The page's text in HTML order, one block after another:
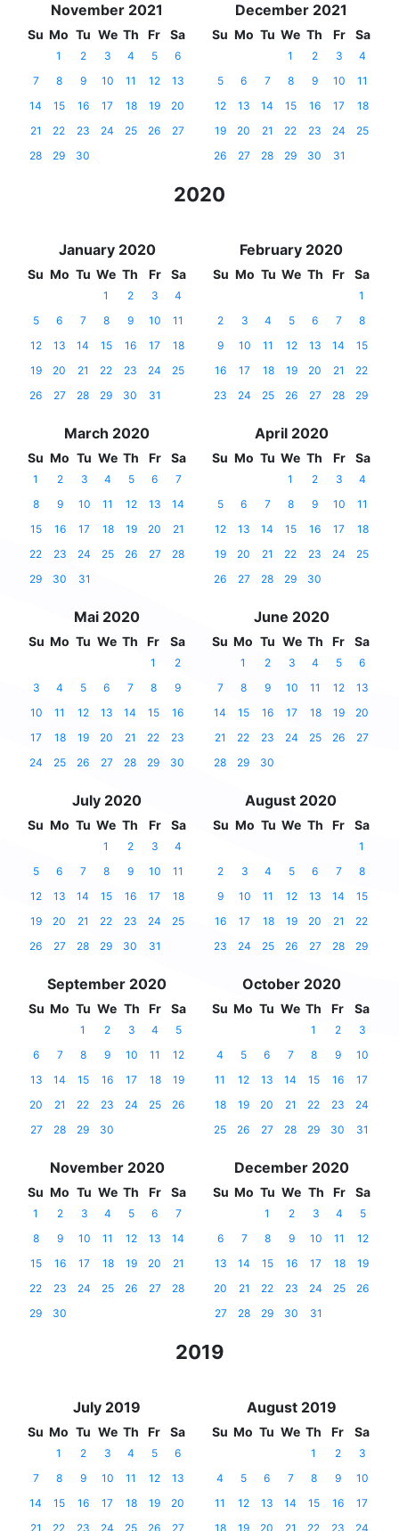
November 2021
Su Mo Tu We Th Fr Sa
1 2 3 4 5
6
7
8 9 10 11 12
13
14
15 16 17 18 19
20
21
22 23 24 25 26
27
28
29 30
December 2021
Su Mo Tu We Th Fr Sa
1 2 3
4
5
6 7 8 9 10
11
12
13 14 15 16 17
18
19
20 21 22 23 24
25
26
27 28 29 30 31
2020
January 2020
Su Mo Tu We Th Fr Sa
1 2 3
4
5
6 7 8 9 10
11
12
13 14 15 16 17
18
19
20 21 22 23 24
25
26
27 28 29 30 31
February 2020
Su Mo Tu We Th Fr Sa
1
2
3 4 5 6 7
8
9
10 11 12 13 14
15
16
17 18 19 20 21
22
23
24 25 26 27 28 29
March 2020
Su Mo Tu We Th Fr Sa
1 2 3 4 5 6
7
8
9 10 11 12 13
14
15
16 17 18 19 20
21
22
23 24 25 26 27
28
29
30 31
April 2020
Su Mo Tu We Th Fr Sa
1 2 3
4
5
6 7 8 9 10
11
12
13 14 15 16 17
18
19
20 21 22 23 24
25
26
27 28 29 30
Mai 2020
Su Mo Tu We Th Fr Sa
1
2
3
4 5 6 7 8
9
10
11 12 13 14 15
16
17
18 19 20 21 22
23
24
25 26 27 28 29 30
June 2020
Su Mo Tu We Th Fr Sa
1 2 3 4 5
6
7
8 9 10 11 12
13
14
15 16 17 18 19
20
21
22 23 24 25 26
27
28
29 30
July 2020
Su Mo Tu We Th Fr Sa
1 2 3
4
5
6 7 8 9 10
11
12
13 14 15 16 17
18
19
20 21 22 23 24
25
26
27 28 29 30 31
August 2020
Su Mo Tu We Th Fr Sa
1
2
3 4 5 6 7
8
9
10 11 12 13 14
15
16
17 18 19 20 21
22
23
24 25 26 27 28 29
September 2020
Su Mo Tu We Th Fr Sa
1 2 3 4
5
6
7 8 9 10 11
12
13
14 15 16 17 18
19
20
21 22 23 24 25
26
27
28 29 30
October 2020
Su Mo Tu We Th Fr Sa
1 2
3
4
5 6 7 8 9
10
11
12 13 14 15 16
17
18
19 20 21 22 23
24
25
26 27 28 29 30 31
November 2020
Su Mo Tu We Th Fr Sa
1 2 3 4 5 6
7
8
9 10 11 12 13
14
15
16 17 18 19 20
21
22
23 24 25 26 27
28
29
30
December 2020
Su Mo Tu We Th Fr Sa
1 2 3 4
5
6
7 8 9 10 11
12
13
14 15 16 17 18
19
20
21 22 23 24 25
26
27
28 29 30 31
2019
July 2019
Su Mo Tu We Th Fr Sa
1 2 3 4 5
6
7
8 9 10 11 12
13
14
15 16 17 18 19
20
21
22 23 24 25 26
27
August 2019
Su Mo Tu We Th Fr Sa
1 2
3
4
5 6 7 8 9
10
11
12 13 14 15 16
17
18
19 20 21 22 23
24